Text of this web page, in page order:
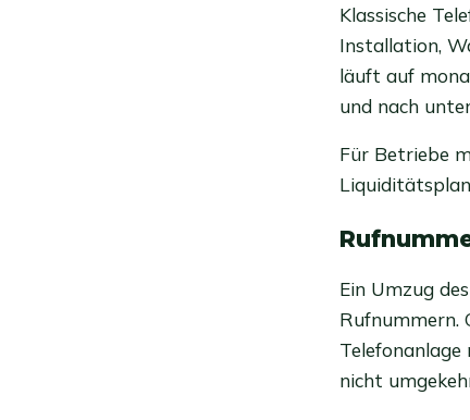
Klassische
Installation,
läuft auf
und nach
Für Betriebe
Ein Umzug
Rufnummern.
nicht